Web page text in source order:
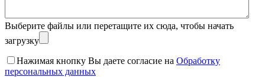
Выберите файлы или перетащите их сюда, чтобы начать
загрузку
Нажимая кнопку Вы даете согласие на Обработку
персональных данных